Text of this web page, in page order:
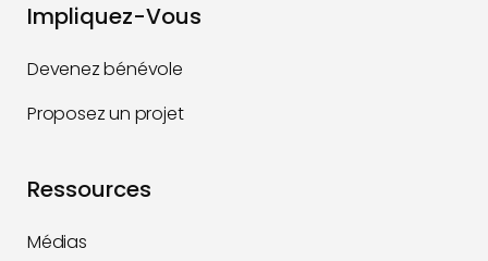
Impliquez-Vous
Devenez bénévole
Proposez un projet
Ressources
Médias